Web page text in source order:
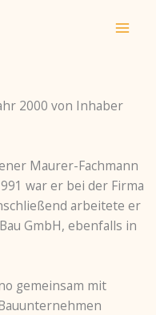
2000 von Inhaber
Maurer-Fachmann
war er bei der Firma
arbeitete er
GmbH, ebenfalls in
gemeinsam mit